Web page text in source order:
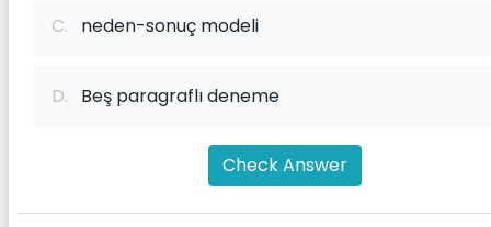
C. neden-sonuç modeli
D. Beş paragraflı deneme
Check Answer